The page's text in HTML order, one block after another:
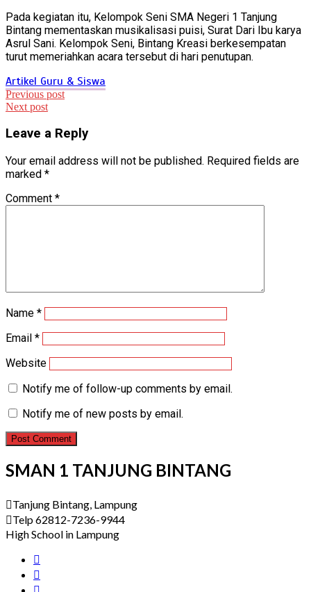
Pada kegiatan itu, Kelompok Seni SMA Negeri 1 Tanjung
Bintang mementaskan musikalisasi puisi, Surat Dari Ibu karya
Asrul Sani. Kelompok Seni, Bintang Kreasi berkesempatan
turut memeriahkan acara tersebut di hari penutupan.
Artikel Guru & Siswa
Post
navigation
Previous post
Next post
Leave a Reply
Your email address will not be published. Required fields are
marked *
Comment *
Name *
Email *
Website
Notify me of follow-up comments by email.
Notify me of new posts by email.
SMAN 1 TANJUNG BINTANG
Tanjung Bintang, Lampung
Telp 62812-7236-9944
High School in Lampung